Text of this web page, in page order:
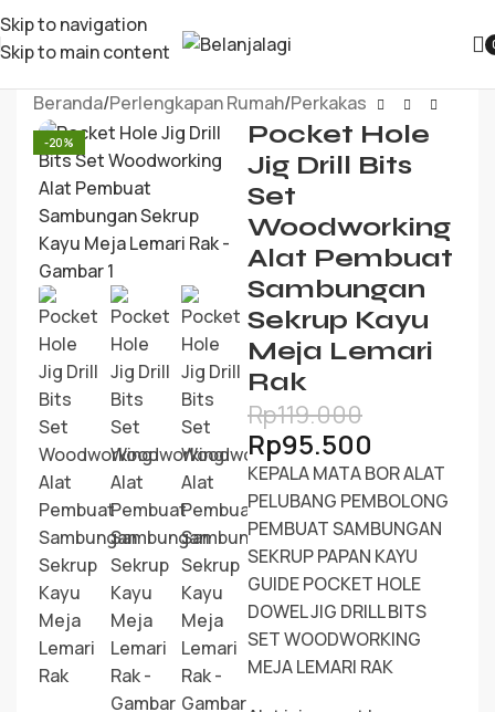
Skip to navigation
Skip to main content
Beranda/Perlengkapan Rumah/Perkakas
-20%
Pocket Hole
Jig Drill Bits
Set
Woodworking
Alat Pembuat
Sambungan
Sekrup Kayu
Meja Lemari
Rak
Rp119.000
Rp95.500
KEPALA MATA BOR ALAT
PELUBANG PEMBOLONG
PEMBUAT SAMBUNGAN
SEKRUP PAPAN KAYU
GUIDE POCKET HOLE
DOWEL JIG DRILL BITS
SET WOODWORKING
MEJA LEMARI RAK